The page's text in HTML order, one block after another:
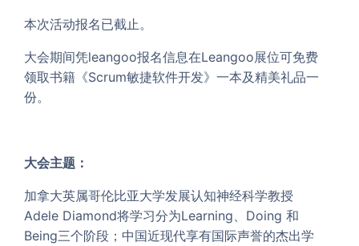
本次活动报名已截止。
大会期间凭leangoo报名信息在Leangoo展位可免费
领取书籍《Scrum敏捷软件开发》一本及精美礼品一
份。
大会主题：
加拿大英属哥伦比亚大学发展认知神经科学教授
Adele Diamond将学习分为Learning、Doing 和
Being三个阶段；中国近现代享有国际声誉的杰出学